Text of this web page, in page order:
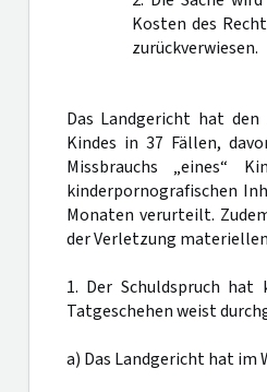
Kosten des
zurückverwiesen.
Das Landgericht hat den
Kindes in 37 Fällen,
Missbrauchs „eines“
kinderpornografischen
Monaten verurteilt.
der Verletzung
1. Der Schuldspruch hat
Tatgeschehen weist
a) Das Landgericht hat